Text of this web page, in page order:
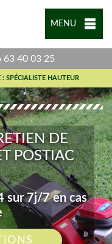
MENU
63 40 03 25
: SPÉCIALISTE HAUTEUR
DE
POSTIAC
sur 7j/7 en cas